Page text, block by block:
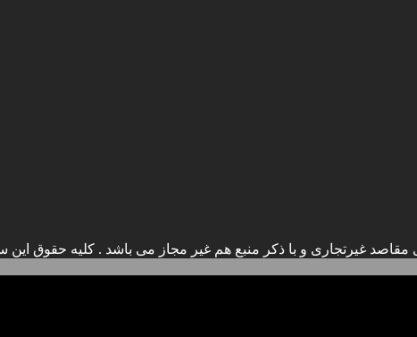
غیرتجاری و با ذکر منبع هم غیر مجاز می باشد . کلیه حقوق این